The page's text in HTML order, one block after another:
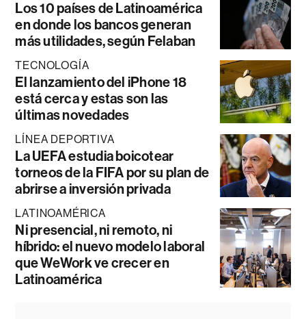
Los 10 países de Latinoamérica
en donde los bancos generan
más utilidades, según Felaban
TECNOLOGÍA
El lanzamiento del iPhone 18
está cerca y estas son las
últimas novedades
LÍNEA DEPORTIVA
La UEFA estudia boicotear
torneos de la FIFA por su plan de
abrirse a inversión privada
LATINOAMÉRICA
Ni presencial, ni remoto, ni
híbrido: el nuevo modelo laboral
que WeWork ve crecer en
Latinoamérica